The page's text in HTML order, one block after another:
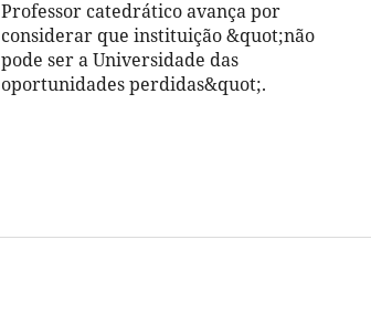
Professor catedrático avança por
considerar que instituição &quot;não
pode ser a Universidade das
oportunidades perdidas&quot;.